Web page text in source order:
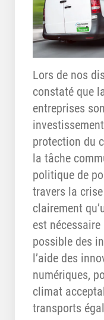
Lors de nos
constaté que
entreprises
protection du
la tâche
politique de
travers la
clairement
est
possible des
l’aide des
numériques,
climat
transports